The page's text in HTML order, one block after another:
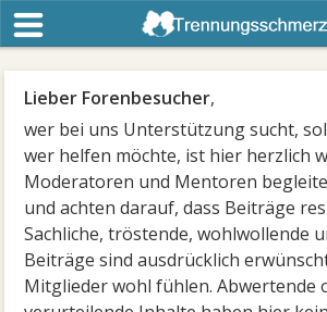
Lieber Forenbesucher,
wer bei uns Unterstützung sucht,
wer helfen möchte, ist hier herzlich
Moderatoren und Mentoren
und achten darauf, dass Beiträge
Sachliche, tröstende, wohlwollende
Beiträge sind ausdrücklich
Mitglieder wohl fühlen. Abwertende